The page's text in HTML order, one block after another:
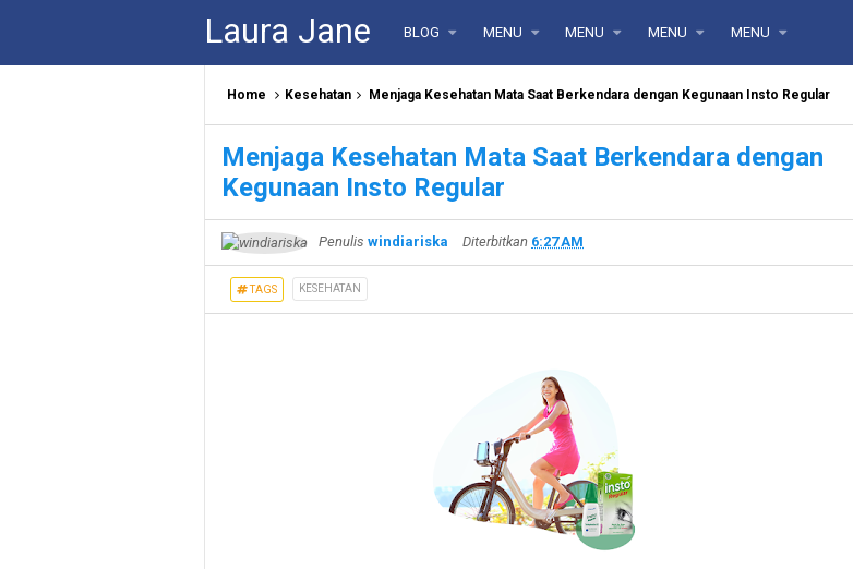
Laura Jane BLOG MENU MENU MENU MENU
Home Kesehatan Menjaga Kesehatan Mata Saat Berkendara dengan Kegunaan Insto Regular
Menjaga Kesehatan Mata Saat Berkendara dengan
Kegunaan Insto Regular
Penulis windiariska Diterbitkan 6:27 AM
TAGS KESEHATAN